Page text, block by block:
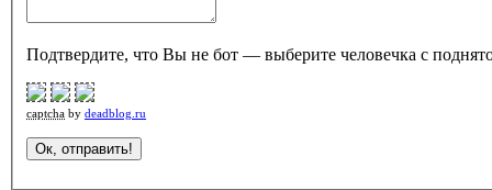
Подтвердите, что Вы не бот — выберите человечка с
captcha by deadblog.ru